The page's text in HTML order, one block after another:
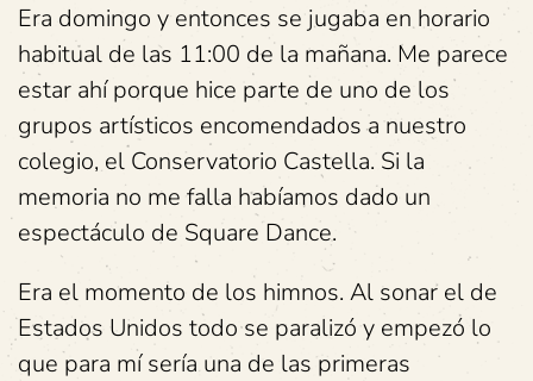
Era domingo y entonces se jugaba en horario
habitual de las 11:00 de la mañana. Me parece
estar ahí porque hice parte de uno de los
grupos artísticos encomendados a nuestro
colegio, el Conservatorio Castella. Si la
memoria no me falla habíamos dado un
espectáculo de Square Dance.
Era el momento de los himnos. Al sonar el de
Estados Unidos todo se paralizó y empezó lo
que para mí sería una de las primeras